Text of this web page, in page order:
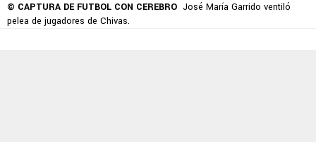
© CAPTURA DE FUTBOL CON CEREBRO José María Garrido ventiló
pelea de jugadores de Chivas.